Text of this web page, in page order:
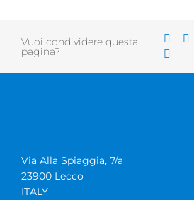
Vuoi condividere questa
pagina?
Via Alla Spiaggia, 7/a
23900 Lecco
ITALY